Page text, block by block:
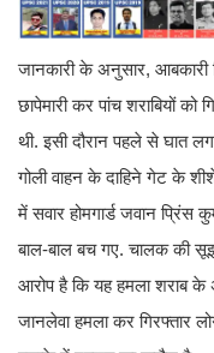
जानकारी के अनुसार, आबकारी
छापेमारी कर पांच शराबियों को
थी. इसी दौरान पहले से घात
गोली वाहन के दाहिने गेट के
में सवार होमगार्ड जवान प्रिंस
बाल-बाल बच गए. चालक की
आरोप है कि यह हमला शराब के
जानलेवा हमला कर गिरफ्तार